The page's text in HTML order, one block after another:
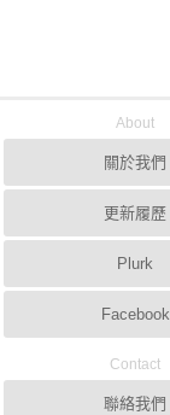
About
關於我們
更新履歷
Plurk
Facebook
Contact
聯絡我們